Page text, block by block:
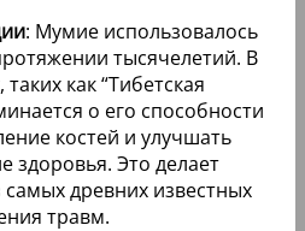
: Мумие использовалось
тысячелетий. В
как “Тибетская
о его способности
костей и улучшать
здоровья. Это делает
древних известных
травм.